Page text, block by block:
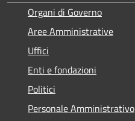
Organi di Governo
Aree Amministrative
Uffici
Enti e fondazioni
Politici
Personale Amministrativo